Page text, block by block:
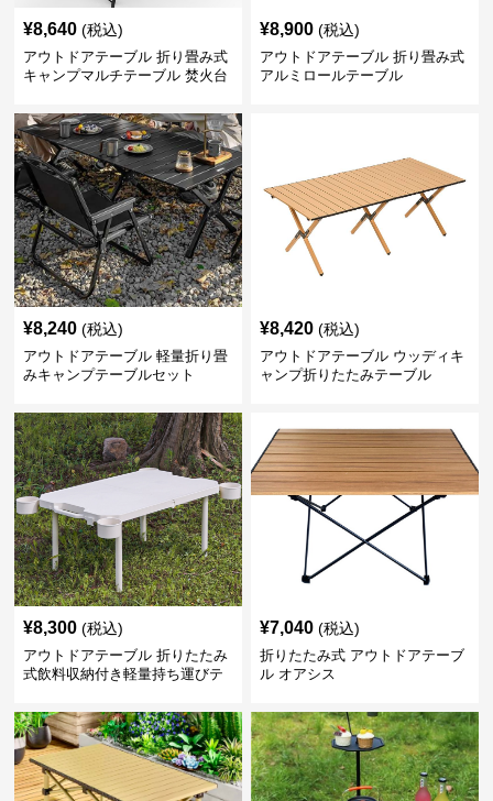
¥8,640 (税込)
アウトドアテーブル 折り畳み式
キャンプマルチテーブル 焚火台
¥8,900 (税込)
アウトドアテーブル 折り畳み式
アルミロールテーブル
¥8,240 (税込)
アウトドアテーブル 軽量折り畳
みキャンプテーブルセット
¥8,420 (税込)
アウトドアテーブル ウッディキ
ャンプ折りたたみテーブル
¥8,300 (税込)
アウトドアテーブル 折りたたみ
式飲料収納付き軽量持ち運びテ
¥7,040 (税込)
折りたたみ式 アウトドアテーブ
ル オアシス